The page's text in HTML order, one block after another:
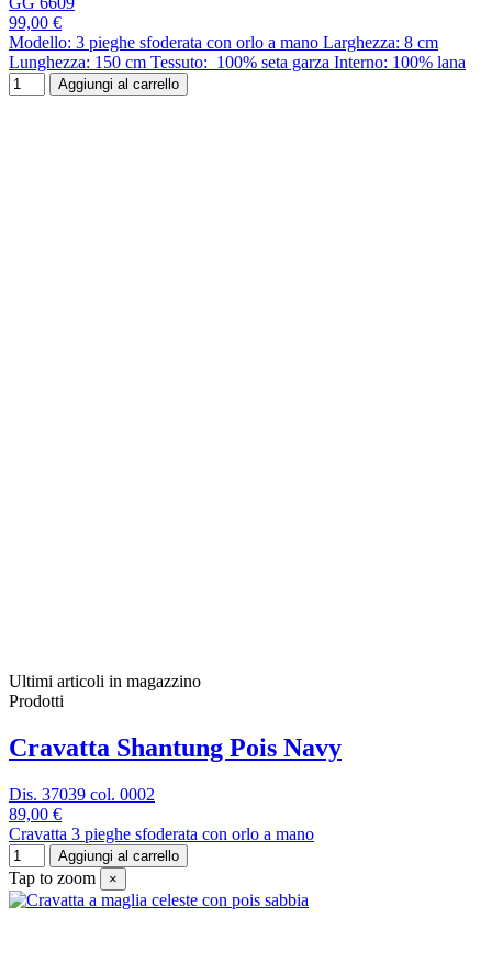
99,00 €
Modello: 3 pieghe sfoderata con orlo a mano Larghezza: 8 cm
Lunghezza: 150 cm Tessuto: 100% seta garza Interno: 100% lana
Aggiungi al carrello
Ultimi articoli in magazzino
Prodotti
Cravatta Shantung Pois Navy
Dis. 37039 col. 0002
89,00 €
Cravatta 3 pieghe sfoderata con orlo a mano
Aggiungi al carrello
Tap to zoom ×